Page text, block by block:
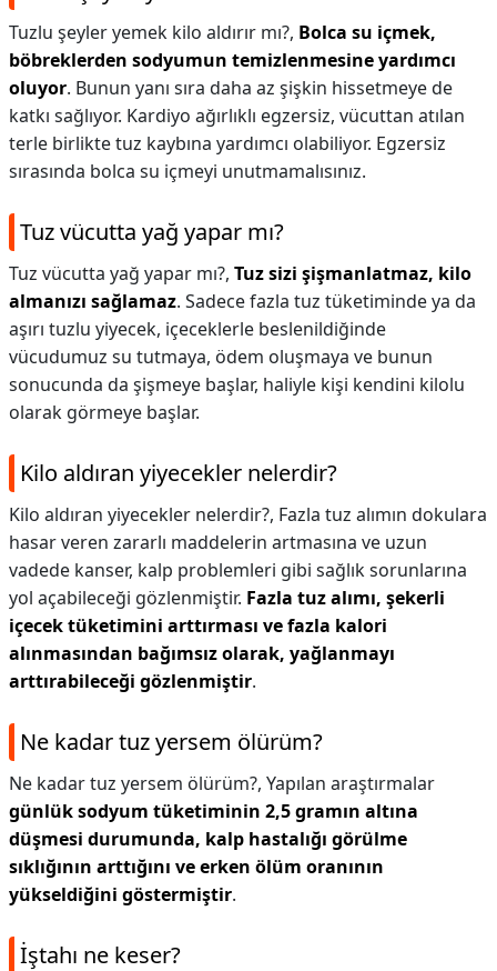
Tuzlu şeyler yemek kilo aldırır mı?, Bolca su içmek,
böbreklerden sodyumun temizlenmesine yardımcı
oluyor. Bunun yanı sıra daha az şişkin hissetmeye de
katkı sağlıyor. Kardiyo ağırlıklı egzersiz, vücuttan atılan
terle birlikte tuz kaybına yardımcı olabiliyor. Egzersiz
sırasında bolca su içmeyi unutmamalısınız.
Tuz vücutta yağ yapar mı?
Tuz vücutta yağ yapar mı?, Tuz sizi şişmanlatmaz, kilo
almanızı sağlamaz. Sadece fazla tuz tüketiminde ya da
aşırı tuzlu yiyecek, içeceklerle beslenildiğinde
vücudumuz su tutmaya, ödem oluşmaya ve bunun
sonucunda da şişmeye başlar, haliyle kişi kendini kilolu
olarak görmeye başlar.
Kilo aldıran yiyecekler nelerdir?
Kilo aldıran yiyecekler nelerdir?, Fazla tuz alımın dokulara
hasar veren zararlı maddelerin artmasına ve uzun
vadede kanser, kalp problemleri gibi sağlık sorunlarına
yol açabileceği gözlenmiştir. Fazla tuz alımı, şekerli
içecek tüketimini arttırması ve fazla kalori
alınmasından bağımsız olarak, yağlanmayı
arttırabileceği gözlenmiştir.
Ne kadar tuz yersem ölürüm?
Ne kadar tuz yersem ölürüm?, Yapılan araştırmalar
günlük sodyum tüketiminin 2,5 gramın altına
düşmesi durumunda, kalp hastalığı görülme
sıklığının arttığını ve erken ölüm oranının
yükseldiğini göstermiştir.
İştahı ne keser?